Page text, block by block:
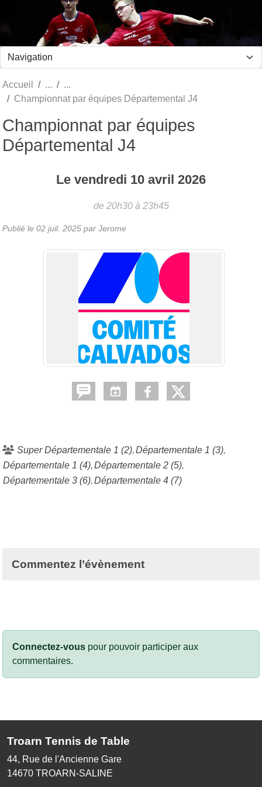
Accueil
Championnat par équipes Départemental J4
Championnat par équipes
Départemental J4
Le vendredi 10 avril 2026
de 20h30 à 23h45
Publié le 02 juil. 2025 par Jerome
Super Départementale 1 (2) Départementale 1 (3)
Départementale 1 (4) Départementale 2 (5)
Départementale 3 (6) Départementale 4 (7)
Commentez l’évènement
Connectez-vous pour pouvoir participer aux
commentaires.
Troarn Tennis de Table
44, Rue de l'Ancienne Gare
14670 TROARN-SALINE
Panneau de gestion des cookies